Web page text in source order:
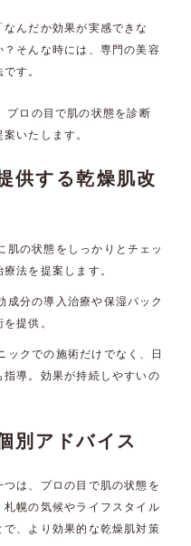
んだか効果が実感できな
そんな時には、専門の美容
す。
プロの目で肌の状態を診断
いたします。
する乾燥肌改
肌の状態をしっかりとチェッ
法を提案します。
成分の導入治療や保湿パック
提供。
ックでの施術だけでなく、日
導。効果が持続しやすいの
別アドバイス
は、プロの目で肌の状態を
幌の気候やライフスタイル
、より効果的な乾燥肌対策